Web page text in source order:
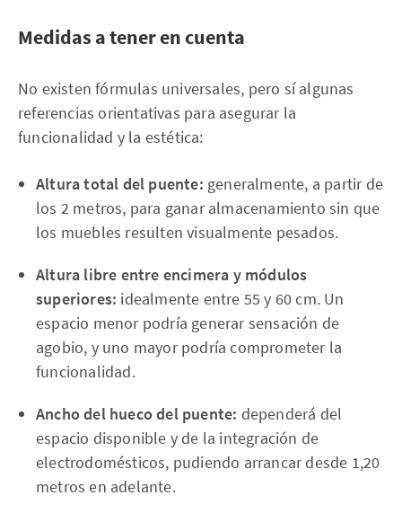
Medidas a tener en cuenta
No existen fórmulas universales, pero sí algunas
referencias orientativas para asegurar la
funcionalidad y la estética:
Altura total del puente: generalmente, a partir de
los 2 metros, para ganar almacenamiento sin que
los muebles resulten visualmente pesados.
Altura libre entre encimera y módulos
superiores: idealmente entre 55 y 60 cm. Un
espacio menor podría generar sensación de
agobio, y uno mayor podría comprometer la
funcionalidad.
Ancho del hueco del puente: dependerá del
espacio disponible y de la integración de
electrodomésticos, pudiendo arrancar desde 1,20
metros en adelante.